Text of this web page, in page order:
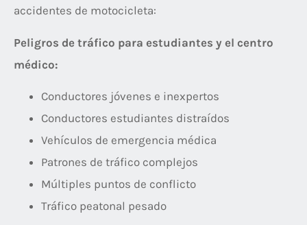
accidentes de motocicleta:
Peligros de tráfico para estudiantes y el centro
médico:
Conductores jóvenes e inexpertos
Conductores estudiantes distraídos
Vehículos de emergencia médica
Patrones de tráfico complejos
Múltiples puntos de conflicto
Tráfico peatonal pesado